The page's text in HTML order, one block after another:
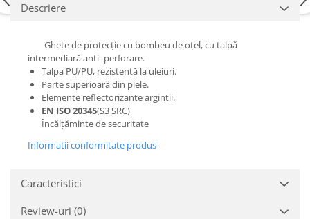
Descriere
Ghete de protecţie cu bombeu de oţel, cu talpă
intermediară anti- perforare.
Talpa PU/PU, rezistentă la uleiuri.
Parte superioară din piele.
Elemente reflectorizante argintii.
EN ISO 20345(S3 SRC)
Încălţăminte de securitate
Informatii conformitate produs
Caracteristici
Review-uri (0)